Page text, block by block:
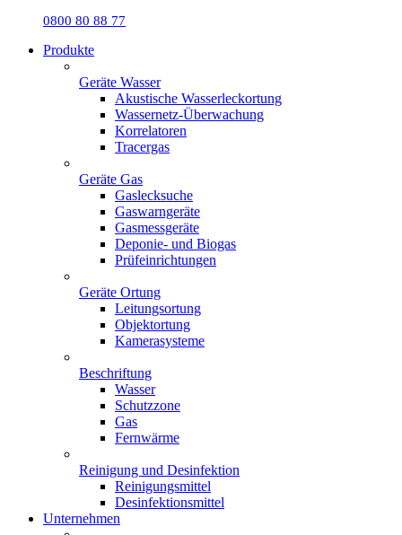
0800 80 88 77
Produkte
Geräte Wasser
Akustische Wasserleckortung
Wassernetz-Überwachung
Korrelatoren
Tracergas
Geräte Gas
Gaslecksuche
Gaswarngeräte
Gasmessgeräte
Deponie- und Biogas
Prüfeinrichtungen
Geräte Ortung
Leitungsortung
Objektortung
Kamerasysteme
Beschriftung
Wasser
Schutzzone
Gas
Fernwärme
Reinigung und Desinfektion
Reinigungsmittel
Desinfektionsmittel
Unternehmen